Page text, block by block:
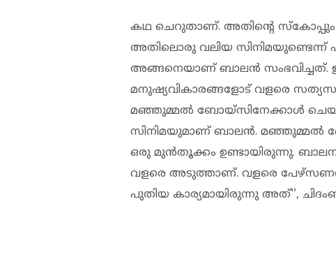
കഥ ചെറുതാണ്. അതിന്റെ സ്‌കോപ്പും
അതിലൊരു വലിയ സിനിമയുണ്ടെന്ന്
അങ്ങനെയാണ് ബാലന്‍
മനുഷ്യവികാരങ്ങളോട് വളരെ
മഞ്ഞുമ്മല്‍ ബോയ്‌സിനേക്കാള്‍
സിനിമയുമാണ് ബാലന്‍. മഞ്ഞുമ്മല്‍
ഒരു മുന്‍തൂക്കം ഉണ്ടായിരുന്നു.
വളരെ അടുത്താണ്. വളരെ
പുതിയ കാര്യമായിരുന്നു അത്'',